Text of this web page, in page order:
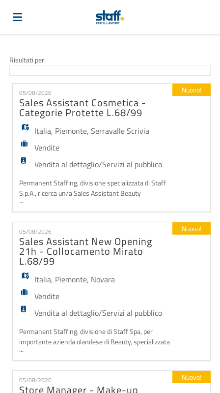
Offerte
di
lavoro
Carica
il
CV
Login
Lingua
EN
FR
ES
Risultati per:
05/08/2026
Sales Assistant Cosmetica -
Categorie Protette L.68/99
Italia, Piemonte,Serravalle Scrivia
Vendite
Vendita al dettaglio/Servizi al pubblico
Permanent Staffing, divisione specializzata di Staff
S.p.A., ricerca un/a Sales Assistant Beauty
appartenente alle Categorie Protette (L.68/99) per
un prestigioso brand internazionale di cosmetica e
lifestyle, noto per trasformare la routine quotidiana
in autentici rituali di benessere. La risorsa sarà
inserita nel punto vendita del Serravalle Des
...
Nuovo!
05/08/2026
Sales Assistant New Opening
21h - Collocamento Mirato
L.68/99
Italia, Piemonte, Novara
Vendite
Vendita al dettaglio/Servizi al pubblico
Permanent Staffing, divisione di Staff Spa, per
importante azienda olandese di Beauty, specializzata
in prodotti cosmetici, profumazioni e candele,
dedicati al benessere e alla cura della persona,
seleziona una risorsa come Sales
Assistant appartenente alle Categorie Protette
...
Nuovo!
05/08/2026
Store Manager - Make-up
Nuovo!